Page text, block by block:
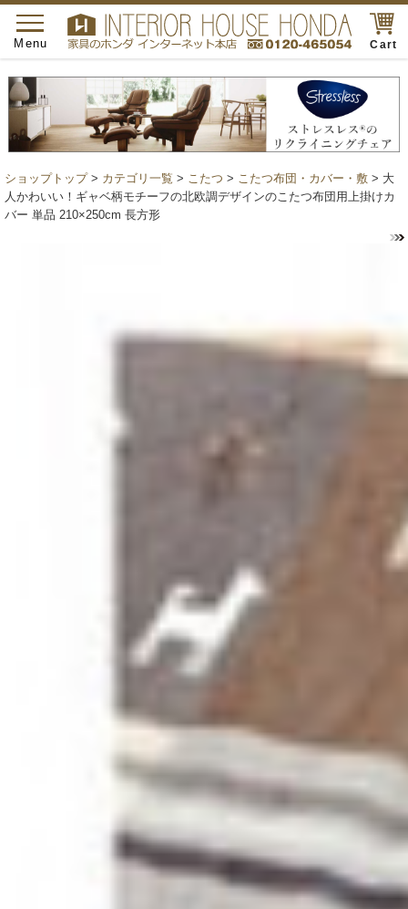
Cart
toggle
navigation
Menu
ショップトップ> カテゴリ一覧 > こたつ > こたつ布団・カバー・敷 > 大
人かわいい！ギャベ柄モチーフの北欧調デザインのこたつ布団用上掛けカ
バー 単品 210×250cm 長方形